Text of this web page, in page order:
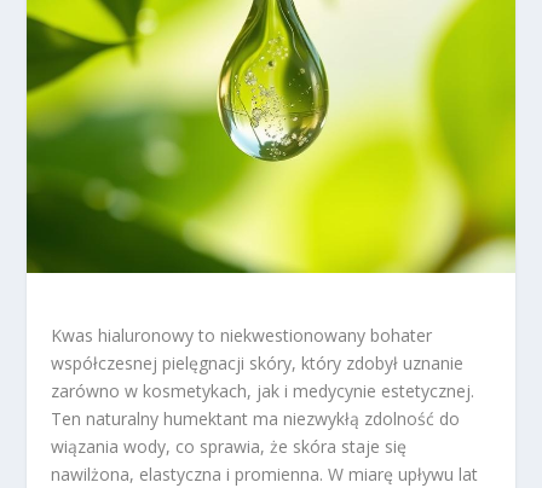
Kwas hialuronowy to niekwestionowany bohater
współczesnej pielęgnacji skóry, który zdobył uznanie
zarówno w kosmetykach, jak i medycynie estetycznej.
Ten naturalny humektant ma niezwykłą zdolność do
wiązania wody, co sprawia, że skóra staje się
nawilżona, elastyczna i promienna. W miarę upływu lat